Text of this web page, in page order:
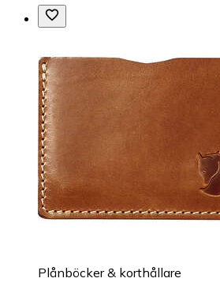
Plånböcker & korthållare